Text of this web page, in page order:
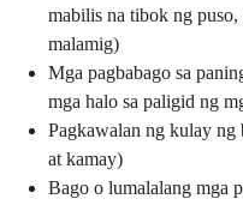
mabilis na tibok ng
malamig)
Mga pagbabago sa
mga halo sa paligid ng
Pagkawalan ng kulay ng
at kamay)
Bago o lumalalang mga